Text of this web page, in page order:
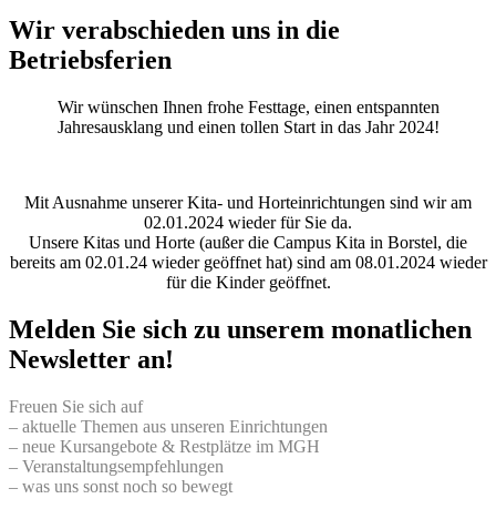
Wir verabschieden uns in die
Betriebsferien
Wir wünschen Ihnen frohe Festtage, einen entspannten
Jahresausklang und einen tollen Start in das Jahr 2024!
Mit Ausnahme unserer Kita- und Horteinrichtungen sind wir am
02.01.2024 wieder für Sie da.
Unsere Kitas und Horte (außer die Campus Kita in Borstel, die
bereits am 02.01.24 wieder geöffnet hat) sind am 08.01.2024 wieder
für die Kinder geöffnet.
Melden Sie sich zu unserem monatlichen
Newsletter an!
Freuen Sie sich auf
– aktuelle Themen aus unseren Einrichtungen
– neue Kursangebote & Restplätze im MGH
– Veranstaltungsempfehlungen
– was uns sonst noch so bewegt